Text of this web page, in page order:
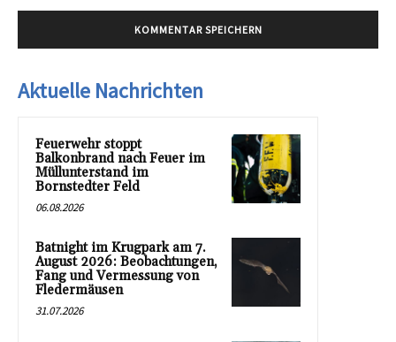
Aktuelle Nachrichten
Feuerwehr stoppt
Balkonbrand nach Feuer im
Müllunterstand im
Bornstedter Feld
06.08.2026
Batnight im Krugpark am 7.
August 2026: Beobachtungen,
Fang und Vermessung von
Fledermäusen
31.07.2026